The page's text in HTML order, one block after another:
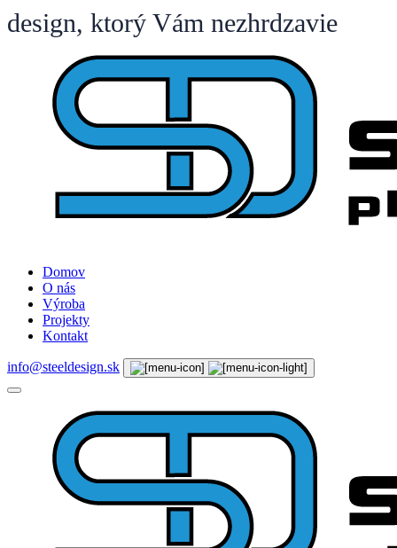
design, ktorý Vám nezhrdzavie
Domov
O nás
Výroba
Projekty
Kontakt
info@steeldesign.sk